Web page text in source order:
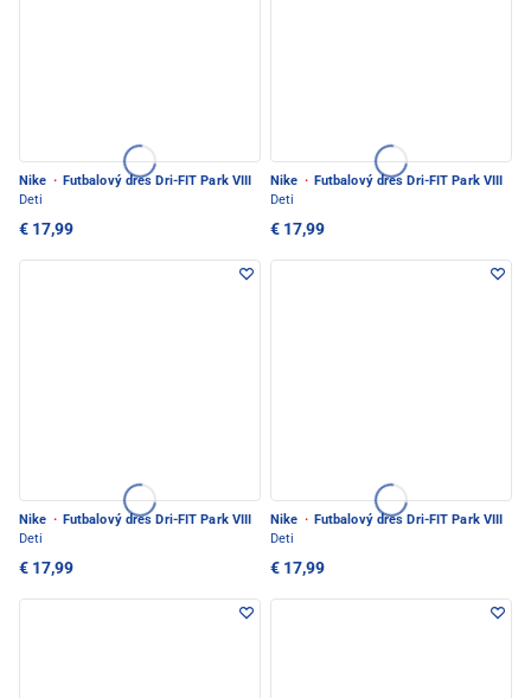
Nike · Futbalový dres Dri-FIT Park VIII
Deti
€ 17,99
Nike · Futbalový dres Dri-FIT Park VIII
Deti
€ 17,99
Nike · Futbalový dres Dri-FIT Park VIII
Deti
€ 17,99
Nike · Futbalový dres Dri-FIT Park VIII
Deti
€ 17,99